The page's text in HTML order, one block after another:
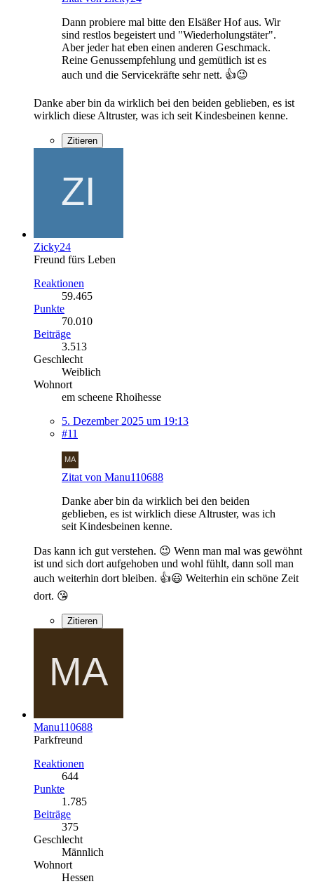
Dann probiere mal bitte den Elsäßer Hof aus. Wir
sind restlos begeistert und "Wiederholungstäter".
Aber jeder hat eben einen anderen Geschmack.
Reine Genussempfehlung und gemütlich ist es
auch und die Servicekräfte sehr nett. 👍😉
Danke aber bin da wirklich bei den beiden geblieben, es ist
wirklich diese Altruster, was ich seit Kindesbeinen kenne.
Zitieren
Zicky24
Freund fürs Leben
Reaktionen
59.465
Punkte
70.010
Beiträge
3.513
Geschlecht
Weiblich
Wohnort
em scheene Rhoihesse
5. Dezember 2025 um 19:13
#11
Zitat von Manu110688
Danke aber bin da wirklich bei den beiden
geblieben, es ist wirklich diese Altruster, was ich
seit Kindesbeinen kenne.
Das kann ich gut verstehen. 😉 Wenn man mal was gewöhnt
ist und sich dort aufgehoben und wohl fühlt, dann soll man
auch weiterhin dort bleiben. 👍😃 Weiterhin ein schöne Zeit
dort. 😘
Zitieren
Manu110688
Parkfreund
Reaktionen
644
Punkte
1.785
Beiträge
375
Geschlecht
Männlich
Wohnort
Hessen